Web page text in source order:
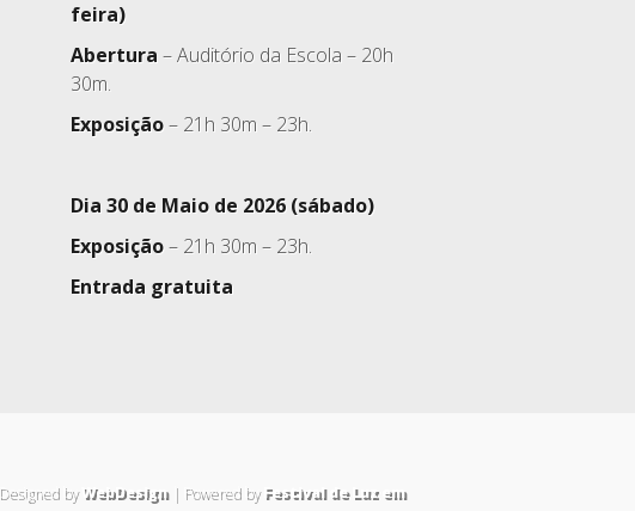
feira)
Abertura – Auditório da Escola – 20h
30m.
Exposição– 21h 30m – 23h.
Dia 30 de Maio de 2026 (sábado)
Exposição– 21h 30m – 23h.
Entrada gratuita
Designed by WebDesign| Powered by Festival de Luz em